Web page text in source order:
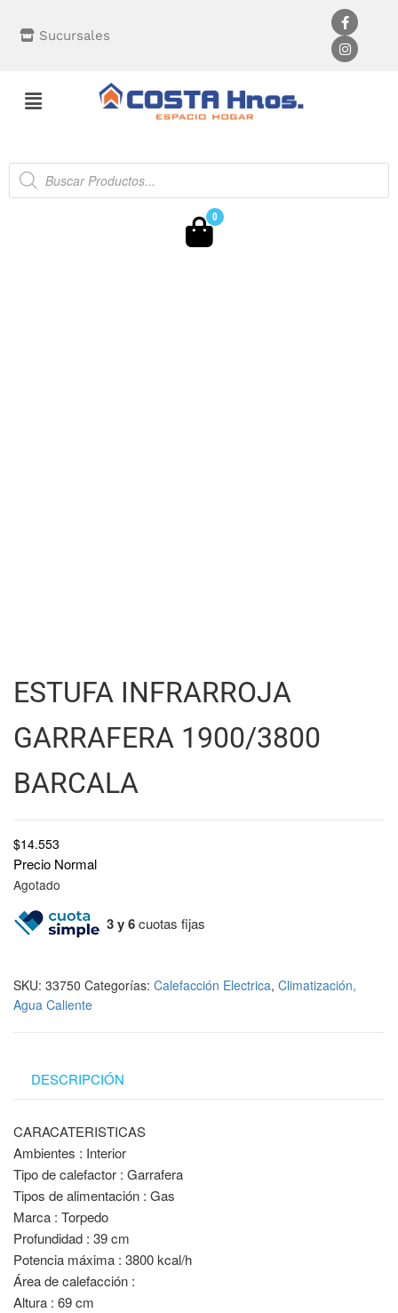
Sucursales
0
ESTUFA INFRARROJA
GARRAFERA 1900/3800
BARCALA
$14.553
Precio Normal
Agotado
3 y 6cuotas fijas
SKU: 33750 Categorías: Calefacción Electrica, Climatización,
Agua Caliente
DESCRIPCIÓN
CARACATERISTICAS
Ambientes : Interior
Tipo de calefactor : Garrafera
Tipos de alimentación : Gas
Marca : Torpedo
Profundidad : 39 cm
Potencia máxima : 3800 kcal/h
Área de calefacción :
Altura : 69 cm